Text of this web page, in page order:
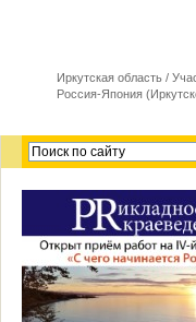
Иркутская область /
Россия-Япония